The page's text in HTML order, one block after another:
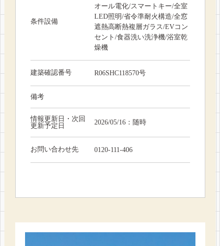
条件設備
オール電化/スマートキー/全室
LED照明/省令準耐火構造/全窓
遮熱高断熱複層ガラス/EVコン
セント/食器洗い洗浄機/浴室乾
燥機
建築確認番号 R06SHC118570号
備考
情報更新日・次回
更新予定日
2026/05/16：随時
お問い合わせ先 0120-111-406